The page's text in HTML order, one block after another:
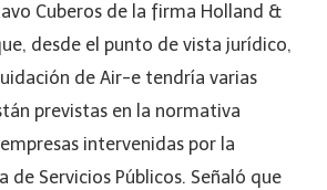
Cuberos de la firma Holland &
desde el punto de vista jurídico,
de Air-e tendría varias
previstas en la normativa
intervenidas por la
de Servicios Públicos. Señaló que